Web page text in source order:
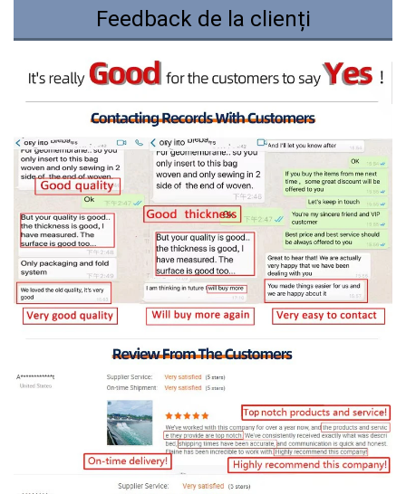
Feedback de la clienți